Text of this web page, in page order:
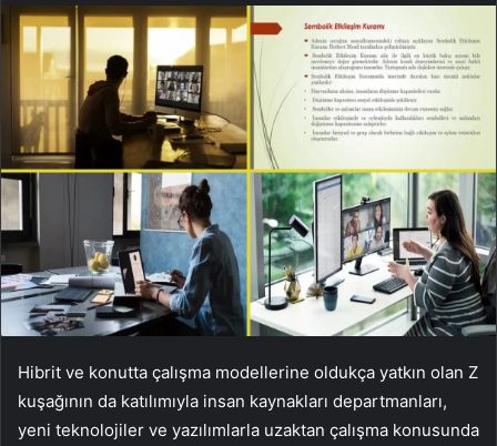
Hibrit ve konutta çalışma modellerine oldukça yatkın olan Z
kuşağının da katılımıyla insan kaynakları departmanları,
yeni teknolojiler ve yazılımlarla uzaktan çalışma konusunda